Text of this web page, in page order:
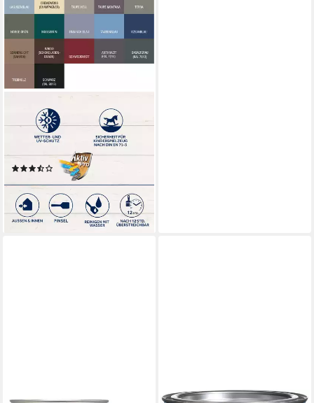
BONDEX
Holzschutzlasur Bondex
Dauerschutz-Holzfarbe 750
ml schneeweiß
(4)
lieferbar - in 4-5 Werktagen bei dir
+10